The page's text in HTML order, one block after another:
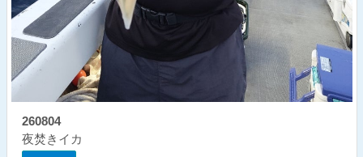
260804
夜焚きイカ